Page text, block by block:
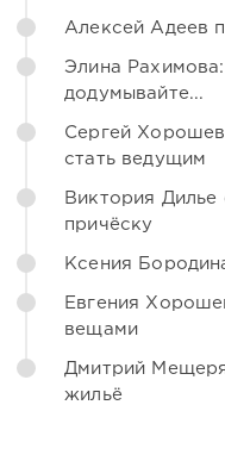
Алексей Адеев
Элина
додумывайте...
Сергей
стать ведущим
Виктория Дилье
причёску
Ксения
Евгения
вещами
Дмитрий
жильё